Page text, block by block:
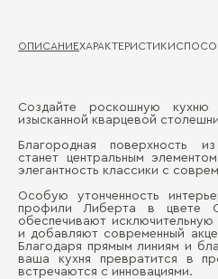
ОПИСАНИЕХАРАКТЕРИСТИКИ
Создайте роскошную
изысканной кварцевой
Благородная поверхность
станет центральным
элегантность классики с
Особую утонченность
профили Либерта в цвете
обеспечивают исключительную
и добавляют современный
Благодаря прямым линиям и
ваша кухня превратится в
встречаются с инновациями.